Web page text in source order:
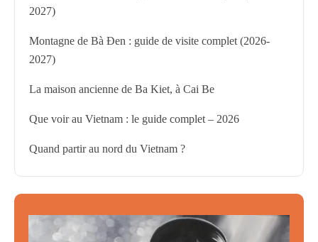
2027)
Montagne de Bà Đen : guide de visite complet (2026-
2027)
La maison ancienne de Ba Kiet, à Cai Be
Que voir au Vietnam : le guide complet – 2026
Quand partir au nord du Vietnam ?